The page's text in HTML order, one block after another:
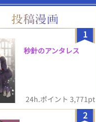
1
秒針のアンタレス
24h.ポイント 3,771pt
2